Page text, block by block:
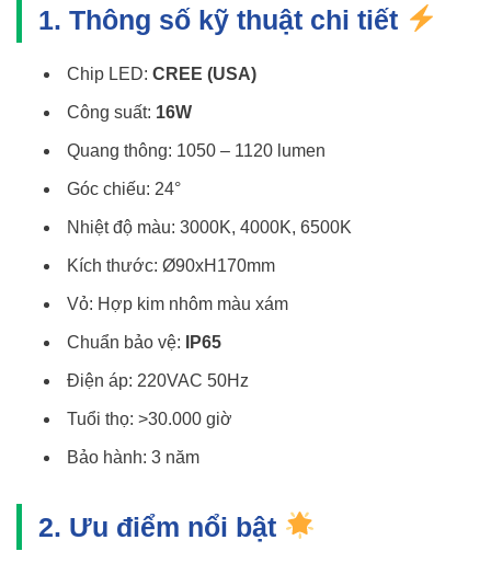
1. Thông số kỹ thuật chi tiết
Chip LED: CREE (USA)
Công suất: 16W
Quang thông: 1050 – 1120 lumen
Góc chiếu: 24°
Nhiệt độ màu: 3000K, 4000K, 6500K
Kích thước: Ø90xH170mm
Vỏ: Hợp kim nhôm màu xám
Chuẩn bảo vệ: IP65
Điện áp: 220VAC 50Hz
Tuổi thọ: >30.000 giờ
Bảo hành: 3 năm
2. Ưu điểm nổi bật